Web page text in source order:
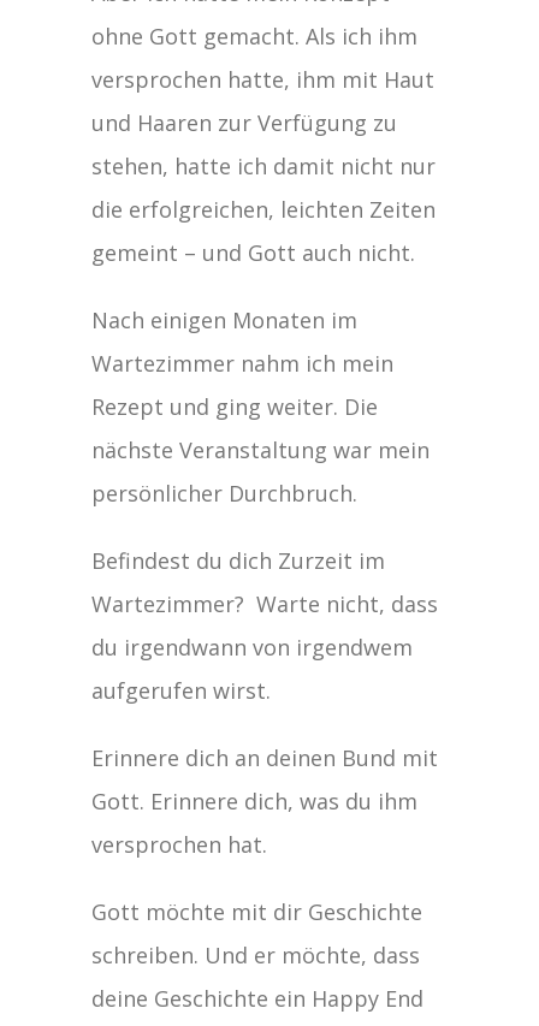
ohne Gott gemacht. Als ich ihm
versprochen hatte, ihm mit Haut
und Haaren zur Verfügung zu
stehen, hatte ich damit nicht nur
die erfolgreichen, leichten Zeiten
gemeint – und Gott auch nicht.
Nach einigen Monaten im
Wartezimmer nahm ich mein
Rezept und ging weiter. Die
nächste Veranstaltung war mein
persönlicher Durchbruch.
Befindest du dich Zurzeit im
Wartezimmer? Warte nicht, dass
du irgendwann von irgendwem
aufgerufen wirst.
Erinnere dich an deinen Bund mit
Gott. Erinnere dich, was du ihm
versprochen hat.
Gott möchte mit dir Geschichte
schreiben. Und er möchte, dass
deine Geschichte ein Happy End